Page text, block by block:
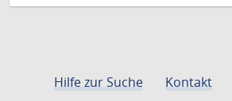
Hilfe zur Suche Kontakt